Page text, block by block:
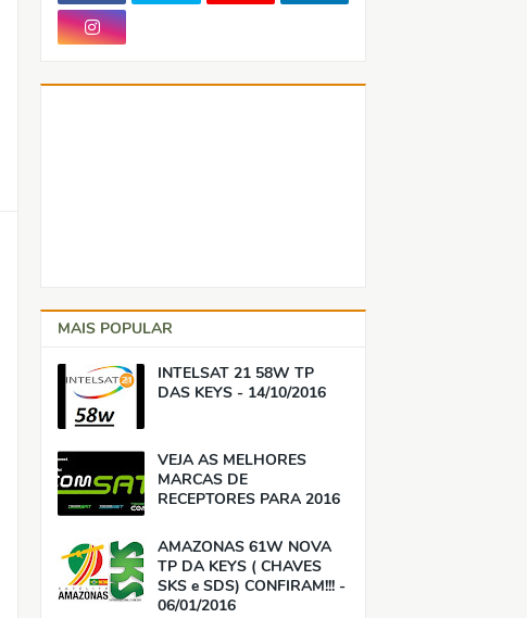
MAIS POPULAR
INTELSAT 21 58W TP
DAS KEYS - 14/10/2016
VEJA AS MELHORES
MARCAS DE
RECEPTORES PARA 2016
AMAZONAS 61W NOVA
TP DA KEYS ( CHAVES
SKS e SDS) CONFIRAM!!! -
06/01/2016